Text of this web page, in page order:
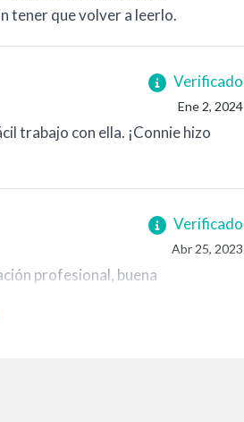
tener que volver a leerlo.
Verificado
Ene 2, 2024
trabajo con ella. ¡Connie hizo
Verificado
Abr 25, 2023
profesional, buena